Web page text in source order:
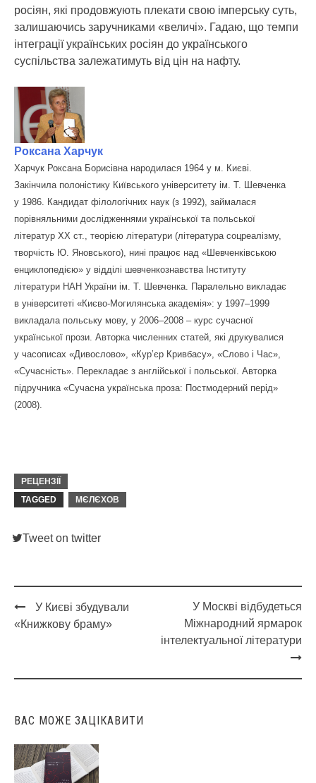
росіян, які продовжують плекати свою імперську суть,
залишаючись заручниками «величі». Гадаю, що темпи
інтеграції українських росіян до українського
суспільства залежатимуть від цін на нафту.
Роксана Харчук
Харчук Роксана Борисівна народилася 1964 у м. Києві.
Закінчила полоністику Київського університету ім. Т. Шевченка
у 1986. Кандидат філологічних наук (з 1992), займалася
порівняльними дослідженнями української та польської
літератур XX ст., теорією літератури (література соцреалізму,
творчість Ю. Яновського), нині працює над «Шевченківською
енциклопедією» у відділі шевченкознавства Інституту
літератури НАН України ім. Т. Шевченка. Паралельно викладає
в університеті «Києво-Могилянська академія»: у 1997–1999
викладала польську мову, у 2006–2008 – курс сучасної
української прози. Авторка численних статей, які друкувалися
у часописах «Дивослово», «Кур’єр Кривбасу», «Слово і Час»,
«Сучасність». Перекладає з англійської і польської. Авторка
підручника «Сучасна українська проза: Постмодерний перід»
(2008).
РЕЦЕНЗІЇ
TAGGED
МЄЛЄХОВ
Tweet on twitter
Post
У Києві збудували
«Книжкову браму»
У Москві відбудеться
Міжнародний ярмарок
інтелектуальної літератури
ВАС МОЖЕ ЗАЦІКАВИТИ